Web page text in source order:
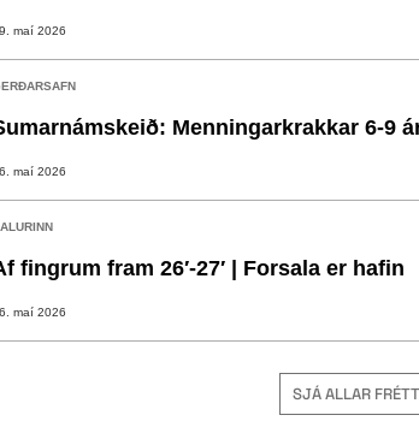
maí 2026
Menningarkrakkar 6-9
maí 2026
fingrum fram 26′-27′ | Forsala er hafin
maí 2026
SJÁ ALLAR